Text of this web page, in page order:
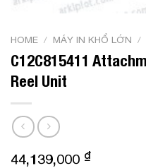
HOME / MÁY IN KHỔ LỚN /
C12C815411
Reel Unit
44,139,000 ₫